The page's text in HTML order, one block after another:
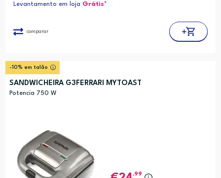
Levantamento em loja Grátis*
comparar
-10% em talão
SANDWICHEIRA G3FERRARI MYTOAST
Potencia 750 W
,99